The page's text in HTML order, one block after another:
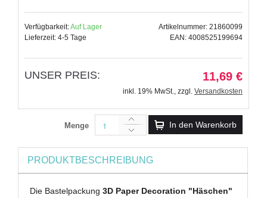
Verfügbarkeit:Auf Lager
Lieferzeit: 4-5 Tage
Artikelnummer: 21860099
EAN: 4008525199694
UNSER PREIS: 11,69 €
inkl. 19% MwSt., zzgl. Versandkosten
Menge In den Warenkorb
PRODUKTBESCHREIBUNG
Die Bastelpackung3D Paper Decoration "Häschen"